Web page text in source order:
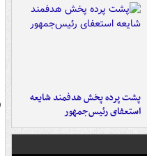
پشت پرده پخش هدفمند شایعه
استعفای رئیس‌جمهور